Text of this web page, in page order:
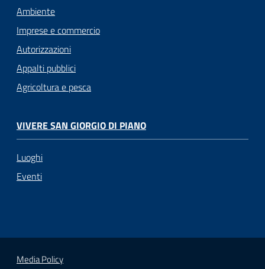
Ambiente
Imprese e commercio
Autorizzazioni
Appalti pubblici
Agricoltura e pesca
VIVERE SAN GIORGIO DI PIANO
Luoghi
Eventi
Media Policy